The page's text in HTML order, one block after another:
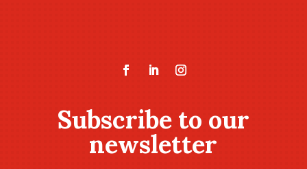
Subscribe to our
newsletter